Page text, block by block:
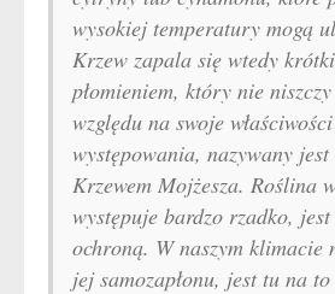
wysokiej temperatury mogą
Krzew zapala się wtedy
płomieniem, który nie
względu na swoje
występowania, nazywany
Krzewem Mojżesza. Roślina
występuje bardzo rzadko,
ochroną. W naszym klimacie
jej samozapłonu, jest tu na to